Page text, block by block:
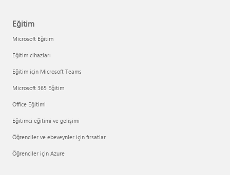
Eğitim
Microsoft Eğitim
Eğitim cihazları
Eğitim için Microsoft Teams
Microsoft 365 Eğitim
Office Eğitimi
Eğitimci eğitimi ve gelişimi
Öğrenciler ve ebeveynler için fırsatlar
Öğrenciler için Azure